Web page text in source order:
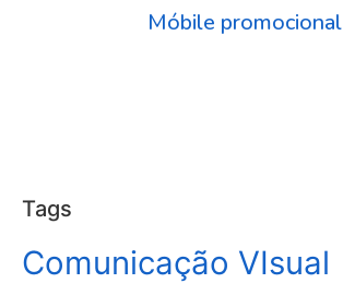
Móbile promocional
Tags
Comunicação VIsual